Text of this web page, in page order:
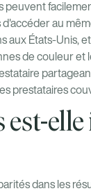
peuvent
au
aux États-Unis,
de couleur et
prestataires
est-
dans les